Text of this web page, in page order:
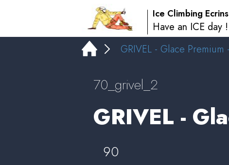
Ice Climbing Ecrins
Have an ICE day !
GRIVEL - Glace Premium -
70_grivel_2
GRIVEL -
90